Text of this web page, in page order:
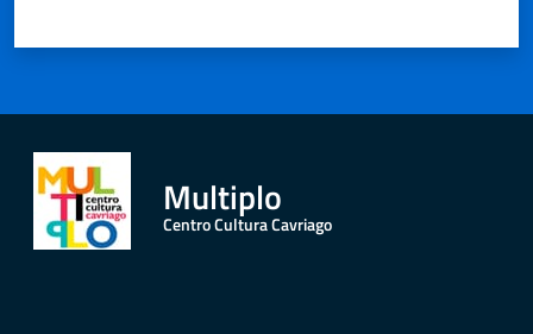
Multiplo
Centro Cultura Cavriago